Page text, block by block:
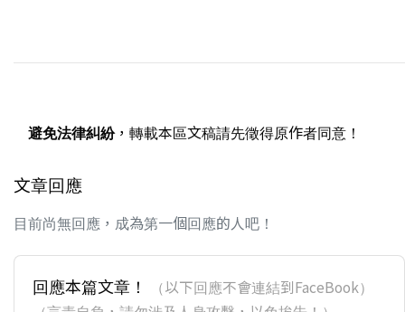
避免法律糾紛，轉載本區文稿請先徵得原作者同意！
文章回應
目前尚無回應，成為第一個回應的人吧！
回應本篇文章！
（以下回應不會連結到FaceBook）